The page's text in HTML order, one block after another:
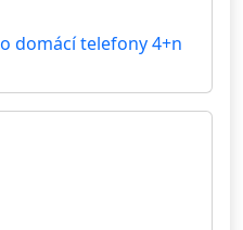
domácí telefony 4+n